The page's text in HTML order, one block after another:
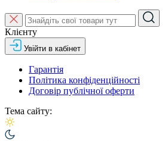
Клієнту
Увійти в кабінет
Гарантія
Політика конфіденційності
Договір публічної оферти
Тема сайту: